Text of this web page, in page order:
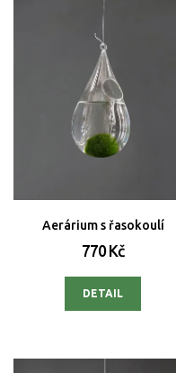
Aerárium s řasokoulí
770 Kč
DETAIL